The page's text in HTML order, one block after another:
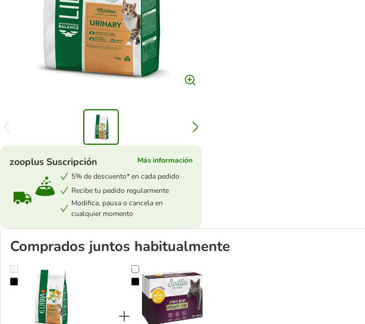
zooplus Suscripción
Más información
5% de descuento* en cada pedido
Recibe tu pedido regularmente
Modifica, pausa o cancela en
cualquier momento
Comprados juntos habitualmente
Libra Cat Urinary con pollo Smilla Bolsitas Urinary Care bocaditos en salsa con verduras